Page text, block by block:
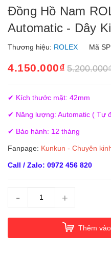
Đồng Hồ Nam
Automatic - Dây
Thương hiệu: ROLEX Mã
4.150.000₫
✔ Kích thước mặt: 42mm
✔ Năng lượng: Automatic ( Tự
✔ Bảo hành: 12 tháng
Fanpage: Kunkun - Chuyên
Call / Zalo: 0972 456 820
- +
Thêm